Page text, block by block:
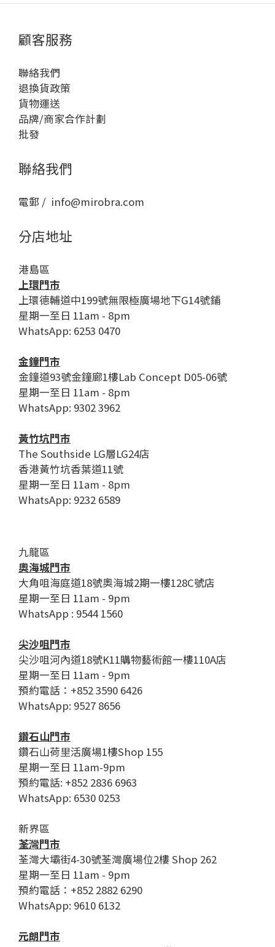
顧客服務
聯絡我們
退換貨政策
貨物運送
品牌/商家合作計劃
批發
聯絡我們
電郵 / info@mirobra.com
分店地址
港島區
上環門市
上環德輔道中199號無限極廣場地下G14號鋪
星期一至日 11am - 8pm
WhatsApp: 6253 0470
金鐘門市
金鐘道93號金鐘廊1樓Lab Concept D05-06號
星期一至日 11am - 8pm
WhatsApp: 9302 3962
黃竹坑門市
The Southside LG層LG24店
香港黃竹坑香葉道11號
星期一至日 11am - 8pm
WhatsApp: 9232 6589
九龍區
奧海城門市
大角咀海庭道18號奧海城2期一樓128C號店
星期一至日 11am - 9pm
WhatsApp : 9544 1560
尖沙咀門市
尖沙咀河內道18號K11購物藝術館一樓110A店
星期一至日 11am - 9pm
預約電話：+852 3590 6426
WhatsApp: 9527 8656
鑽石山門市
鑽石山荷里活廣場1樓Shop 155
星期一至日 11am-9pm
預約電話: +852 2836 6963
WhatsApp: 6530 0253
新界區
荃灣門市
荃灣大壩街4-30號荃灣廣場位2樓 Shop 262
星期一至日 11am - 9pm
預約電話：+852 2882 6290
WhatsApp: 9610 6132
元朗門市